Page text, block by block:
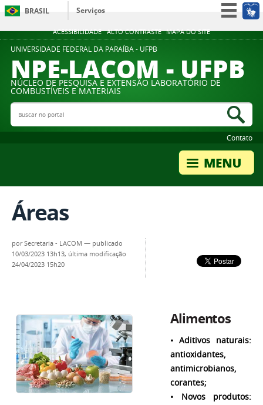
ACESSIBILIDADE ALTO CONTRASTE MAPA DO SITE
BRASIL
Serviços
Simplifique!
Acesso à informação
Legislação
Canais
UNIVERSIDADE FEDERAL DA PARAÍBA - UFPB
NPE-LACOM - UFPB
NÚCLEO DE PESQUISA E EXTENSÃO LABORATÓRIO DE
COMBUSTÍVEIS E MATERIAIS
Buscar no portal
Contato
Áreas
porSecretaria - LACOM — publicado
10/03/2023 13h13, última modificação
24/04/2023 15h20
Alimentos
• Aditivos naturais:
antioxidantes,
antimicrobianos,
corantes;
• Novos produtos: